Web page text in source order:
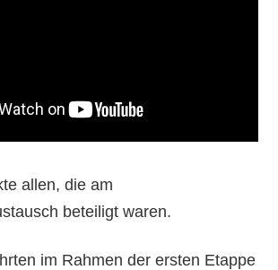
allen, die am
beteiligt waren.
im Rahmen der ersten Etappe